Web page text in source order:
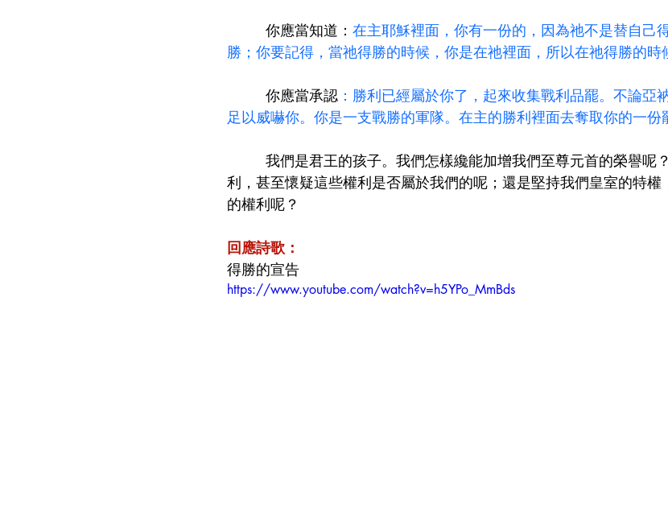
你應當知道： 在主耶穌裡面，你有一份的，因為祂不是替自己
勝；你要記得，當祂得勝的時候，你是在祂裡面，所以在祂得勝的時
你應當承認 ：勝利已經屬於你了，起來收集戰利品罷。不論亞
足以威嚇你。你是一支戰勝的軍隊。在主的勝利裡面去奪取你的一份
我們是君王的孩子。我們怎樣纔能加增我們至尊元首的榮譽呢
利，甚至懷疑這些權利是否屬於我們的呢；還是堅持我們皇室的特
的權利呢？
回應詩歌：
得勝的宣告
https://www.youtube.com/watch?v=h5YPo_MmBds